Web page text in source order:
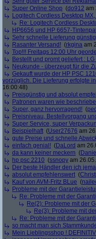
Super Online Shop (do912 am
Logitech Cordless Desktop
Re: Logitech Cordless
HP6656 und HP 6657-
Sehr schnelle Lieferung
Rasanter Versand! (rkgina am
Top!!! Freitags 12:00 Uhr
Bestellt und promt geliefert :
Neukunde - überzeugt für die
Gekauft wurde der HP PSC
vorzüglich. Die Lieferung erfolgte
16:00:48)
Preisgünstig und absolut
Patronen waren wie
Super, ganz hervorragend! (
Preisniveau, Bestellvorgang
Super Service, super
Beispielhaft (User27676 am
gute Preise und schnelle
einfach genial! (DaLord am
da kann keiner meckern (
hp psc 2210 (ssnopy am
Der beste Händler den ich
absolut empfehlenswert (
Kauf von AVM-Fritz BLue (
Probleme mit der
Re: Probleme mit der
Re(2): Probleme mit der
Re(3): Probleme mit
Re: Probleme mit der
so macht man sich
Mein Lieblingsshop ! DEFINITIV